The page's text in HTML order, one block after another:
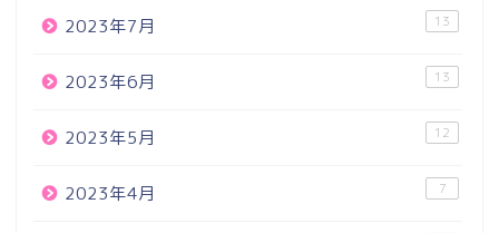
2023年7月 13
2023年6月 13
2023年5月 12
2023年4月 7